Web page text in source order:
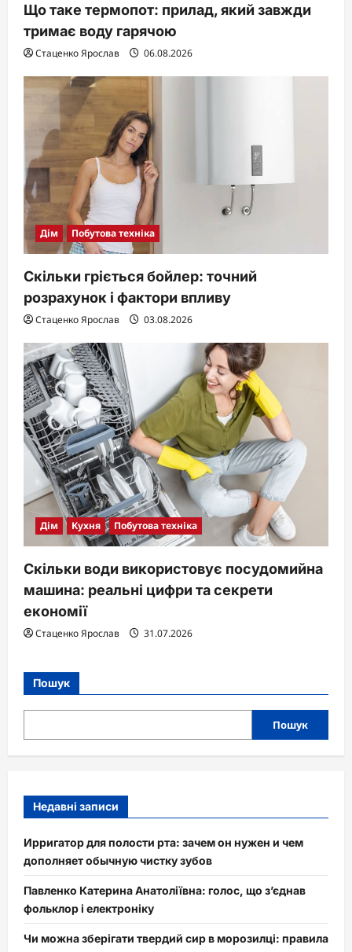
Що таке термопот: прилад, який завжди
тримає воду гарячою
Стаценко Ярослав 06.08.2026
Дім Побутова техніка
Скільки гріється бойлер: точний
розрахунок і фактори впливу
Стаценко Ярослав 03.08.2026
Дім Кухня Побутова техніка
Скільки води використовує посудомийна
машина: реальні цифри та секрети
економії
Стаценко Ярослав 31.07.2026
Пошук
Пошук
Недавні записи
Ирригатор для полости рта: зачем он нужен и чем
дополняет обычную чистку зубов
Павленко Катерина Анатоліївна: голос, що з’єднав
фольклор і електроніку
Чи можна зберігати твердий сир в морозилці: правила